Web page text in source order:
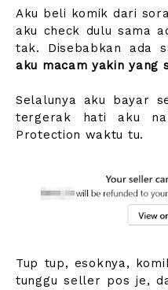
Aku beli komik dari
aku check dulu sama
tak. Disebabkan ada
aku macam yakin yang
Selalunya aku bayar
tergerak hati aku
Protection waktu tu.
Tup tup, esoknya,
tunggu seller pos je,